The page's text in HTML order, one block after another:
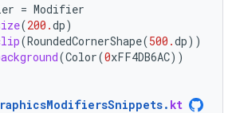
= Modifier
(200.dp)
(RoundedCornerShape(500.dp))
(Color(0xFF4DB6AC))
. kt